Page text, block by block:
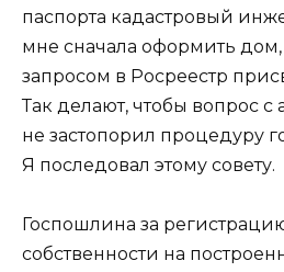
паспорта кадастровый
мне сначала оформить
запросом в Росреестр
Так делают, чтобы вопрос с
не застопорил процедуру
Я последовал этому совету.
Госпошлина за
собственности на